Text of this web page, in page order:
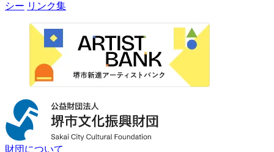
シー リンク集
財団について